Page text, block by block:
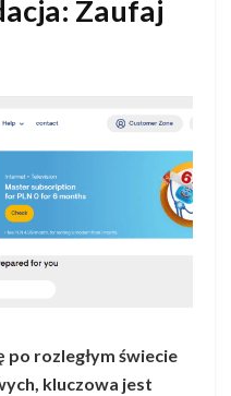
Zaufaj
po rozległym świecie
kluczowa jest